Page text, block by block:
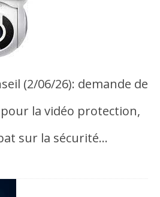
(2/06/26): demande de
la vidéo protection,
sur la sécurité…